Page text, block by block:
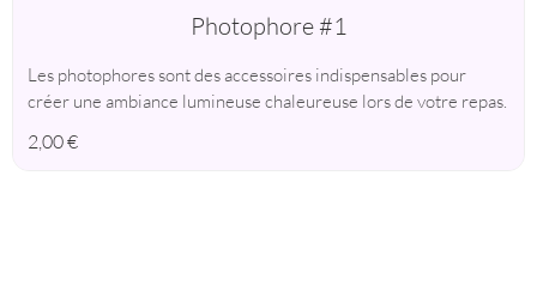
Photophore #1
Les photophores sont des accessoires indispensables pour
créer une ambiance lumineuse chaleureuse lors de votre repas.
2,00€